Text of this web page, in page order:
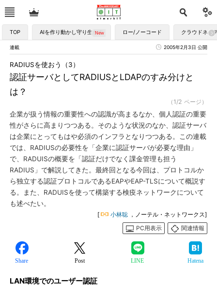
TOP AIを作り動かし守り生かす ロー/ノーコード クラウドネイ
連載 2005年2月3日 公開
認証サーバとしてRADIUSとLDAPのすみ分けと
は？
RADIUSを使おう（3）
（1/2 ページ）
企業が扱う情報の重要性への認識が高まるなか、個人認証の重要
性がさらに高まりつつある。そのような状況のなか、認証サーバ
は企業にとってもはや必須のインフラとなりつつある。この連載
では、RADIUSの必要性を「企業に認証サーバが必要な理由」
で、RADUISの概要を「認証だけでなく課金管理も担う
RADIUS」で解説してきた。最終回となる今回は、プロトコルか
ら独立する認証プロトコルであるEAPやEAP-TLSについて概説す
る。また、RADUISを使って構築する検疫ネットワークについて
も述べたい。
[ 小林聡 ，ノーテル・ネットワークス]
PC用表示
関連情報
Share Post LINE Hatena
LAN環境でのユーザー認証